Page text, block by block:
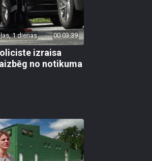
1 dienas 00:03:39
izraisa
no notikuma